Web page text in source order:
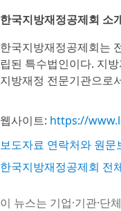
한국지방재정공제회 소
한국지방재정공제회는
립된 특수법인이다. 지
지방재정 전문기관으로
웹사이트: https://
보도자료 연락처와 원문
한국지방재정공제회 전
이 뉴스는 기업·기관·